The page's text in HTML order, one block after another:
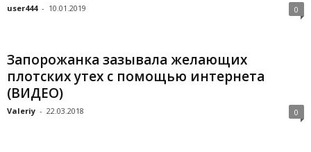
user444 - 10.01.2019 0
Запорожанка зазывала желающих
плотских утех с помощью интернета
(ВИДЕО)
Valeriy - 22.03.2018 0